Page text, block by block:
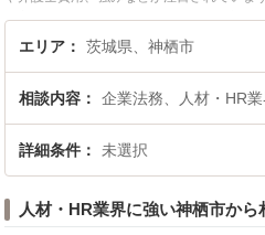
豊富な近くの弁護士を検索したい』『初
エリア 茨城県、神栖市
相談内容 企業法務、人材・HR業
詳細条件 未選択
人材・HR業界に強い神栖市から